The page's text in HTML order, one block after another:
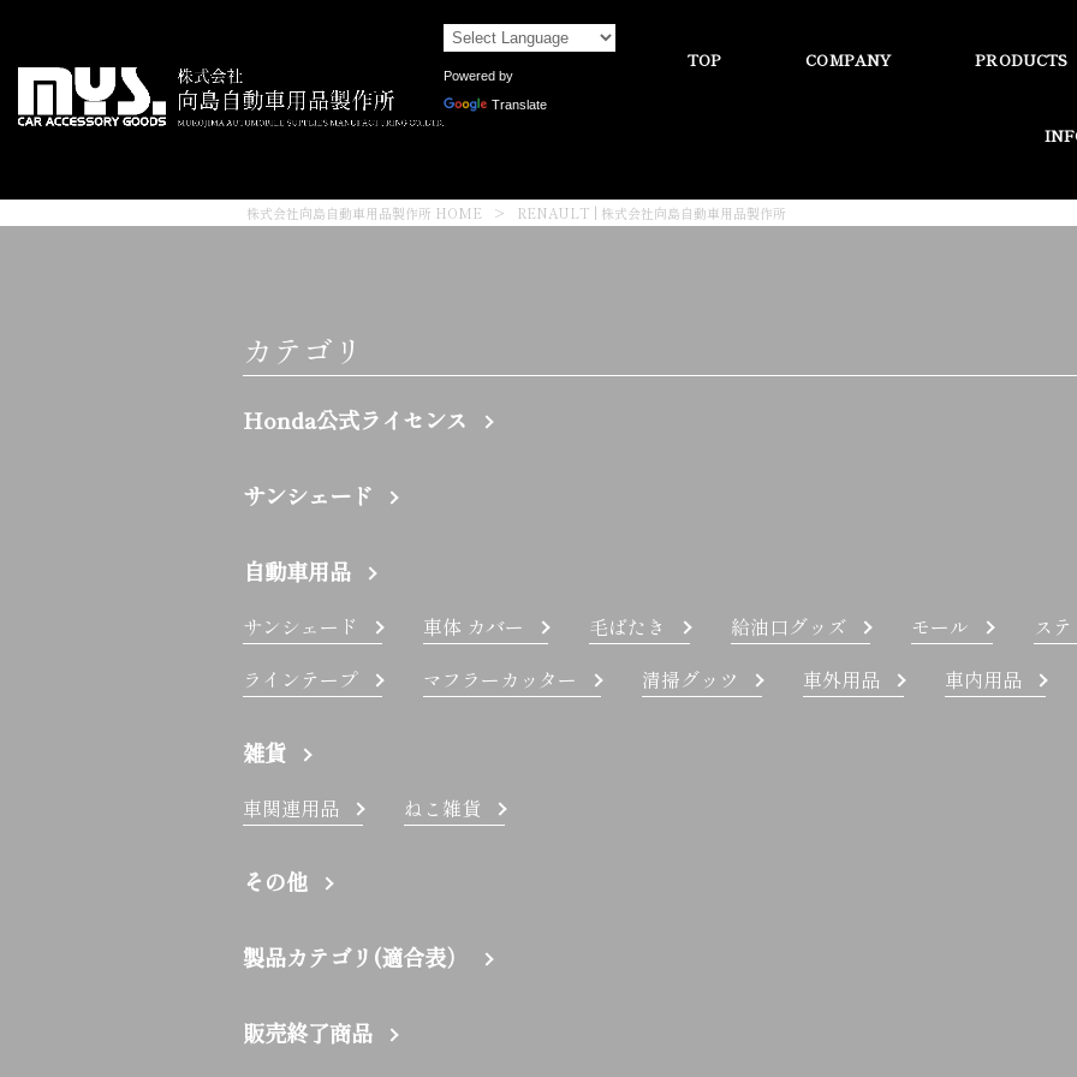
Powered by
Translate
TOP COMPANY PRODUCTS
株式会社向島自動車用品製作所 HOME > RENAULT | 株式会社向島自動車用品製作所
カテゴリ
Honda公式ライセンス
サンシェード
自動車用品
サンシェード 車体 カバー 毛ばたき 給油口グッズ モール
ス
ラインテープ
マフラーカッター 清掃グッツ 車外用品 車内用品
雑貨
車関連用品 ねこ雑貨
その他
製品カテゴリ(適合表）
販売終了商品